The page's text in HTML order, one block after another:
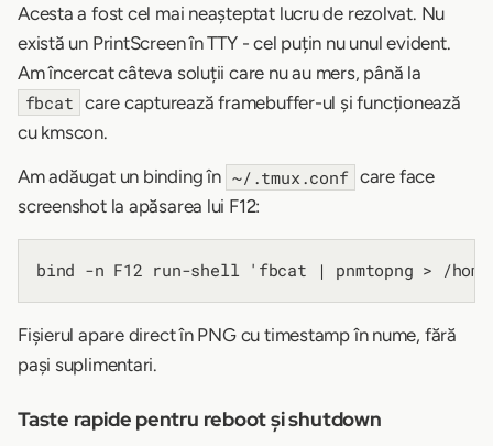
Acesta a fost cel mai neașteptat lucru de rezolvat. Nu
există un PrintScreen în TTY - cel puțin nu unul evident.
Am încercat câteva soluții care nu au mers, până la
fbcat care capturează framebuffer-ul și funcționează
cu kmscon.
Am adăugat un binding în ~/.tmux.conf care face
screenshot la apăsarea lui F12:
Fișierul apare direct în PNG cu timestamp în nume, fără
pași suplimentari.
Taste rapide pentru reboot și shutdown